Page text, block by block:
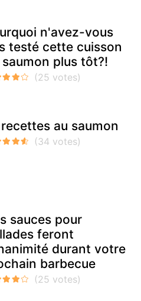
n'avez-vous
testé cette cuisson
saumon plus tôt?!
au saumon
sauces pour
feront
durant votre
barbecue